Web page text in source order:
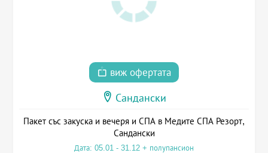
виж офертата
Сандански
Пакет със закуска и вечеря и СПА в Медите СПА Резорт,
Сандански
Дата: 05.01 - 31.12 + полупансион